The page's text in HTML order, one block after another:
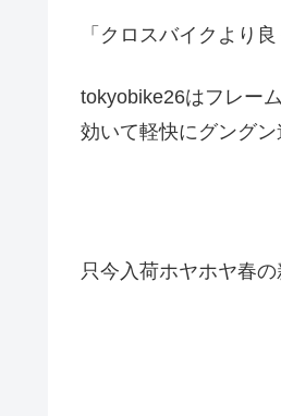
「クロスバイクより
tokyobike26はフレー
効いて軽快にグングン
只今入荷ホヤホヤ春の